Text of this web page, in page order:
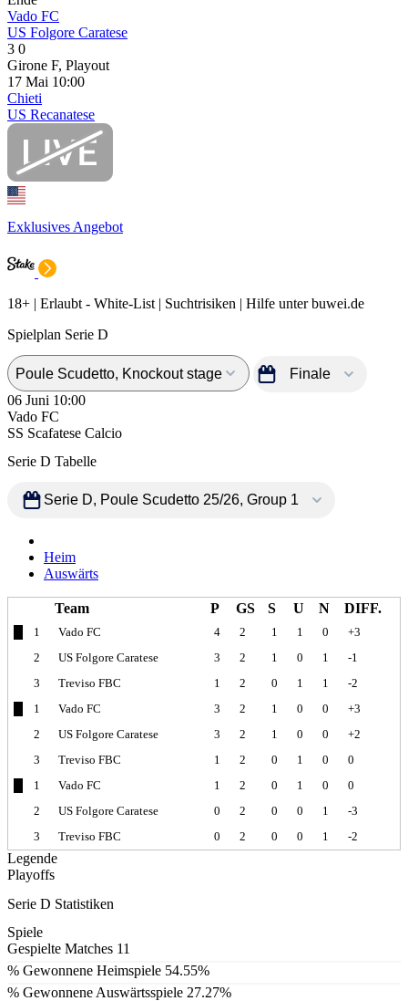
Vado FC
US Folgore Caratese
3 0
Girone F, Playout
17 Mai 10:00
Chieti
US Recanatese
Exklusives Angebot
18+ | Erlaubt - White-List | Suchtrisiken | Hilfe unter buwei.de
Spielplan Serie D
06 Juni 10:00
Vado FC
SS Scafatese Calcio
Serie D Tabelle
Heim
Auswärts
Team P GS S U N DIFF.
1 Vado FC 4 2 1 1 0
+3
2
US Folgore Caratese 3 2 1 0 1
-1
3
Treviso FBC 1 2 0 1 1
-2
1
Vado FC 3 2 1 0 0
+3
2
US Folgore Caratese 3 2 1 0 0
+2
3
Treviso FBC 1 2 0 1 0
0
1
Vado FC 1 2 0 1 0
0
2
US Folgore Caratese 0 2 0 0 1
-3
3
Treviso FBC 0 2 0 0 1 -2
Legende
Playoffs
Serie D Statistiken
Spiele
Gespielte Matches 11
% Gewonnene Heimspiele 54.55%
% Gewonnene Auswärtsspiele 27.27%